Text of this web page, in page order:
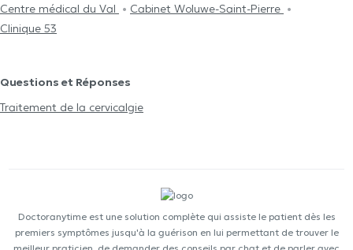
Centre médical du Val
Cabinet Woluwe-Saint-Pierre
Clinique 53
Questions et Réponses
Traitement de la cervicalgie
Doctoranytime est une solution complète qui assiste le patient dès les
premiers symptômes jusqu'à la guérison en lui permettant de trouver le